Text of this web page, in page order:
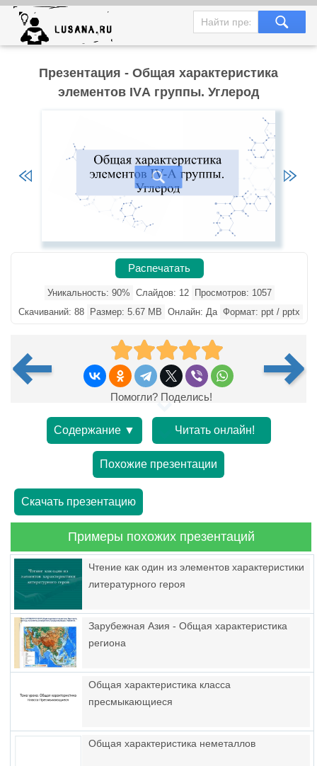
Презентация - Общая характеристика
элементов IVА группы. Углерод
Распечатать
Уникальность: 90% Слайдов: 12
Просмотров: 1057
Скачиваний: 88
Размер: 5.67 MB Онлайн: Да Формат: ppt / pptx
Помогли? Поделись!
Содержание ▼ Читать онлайн!
Похожие презентации
Скачать презентацию
Примеры похожих презентаций
Чтение как один из элементов характеристики
литературного героя
Зарубежная Азия - Общая характеристика
региона
Общая характеристика класса
пресмыкающиеся
Общая характеристика неметаллов